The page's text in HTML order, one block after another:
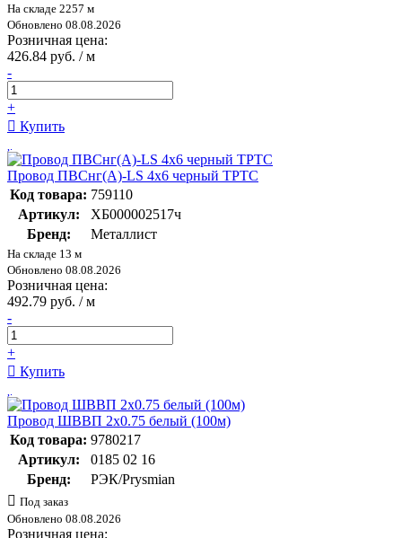
На складе 2257 м
Обновлено 08.08.2026
Розничная цена:
426.84 руб. / м
-
+
Купить
Провод ПВСнг(А)-LS 4х6 черный ТРТС
Код товара: 759110
Артикул:
ХБ000002517ч
Бренд:
Металлист
На складе 13 м
Обновлено 08.08.2026
Розничная цена:
492.79 руб. / м
-
+
Купить
Провод ШВВП 2х0.75 белый (100м)
Код товара: 9780217
Артикул:
0185 02 16
Бренд:
РЭК/Prysmian
Под заказ
Обновлено 08.08.2026
Розничная цена: